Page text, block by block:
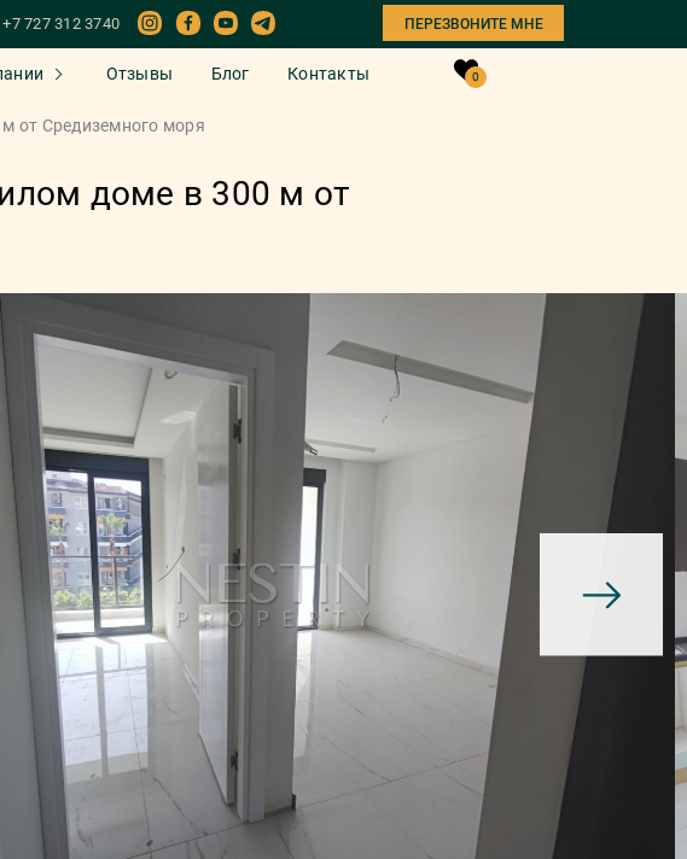
+7 727 312 3740 ПЕРЕЗВОНИТЕ МНЕ
Отзывы Блог Контакты 0
от Средиземного моря
доме в 300 м от